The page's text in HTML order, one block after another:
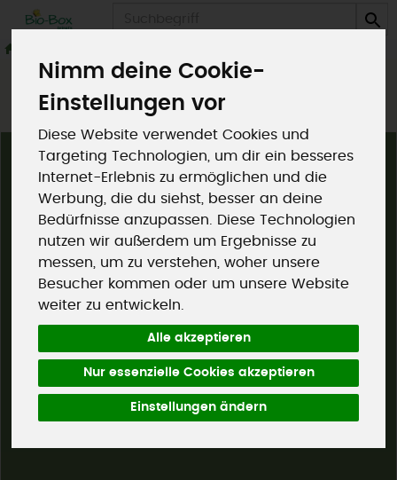
Nimm deine Cookie-
Einstellungen vor
Diese Website verwendet Cookies und
Targeting Technologien, um dir ein besseres
Internet-Erlebnis zu ermöglichen und die
Werbung, die du siehst, besser an deine
Bedürfnisse anzupassen. Diese Technologien
nutzen wir außerdem um Ergebnisse zu
messen, um zu verstehen, woher unsere
Besucher kommen oder um unsere Website
weiter zu entwickeln.
Alle akzeptieren
Nur essenzielle Cookies akzeptieren
Einstellungen ändern
Beurer Bio-Box Vertriebs GmbH
Reintal 14
83677 Reichersbeuern
Telefon: 08041 -3345
bestellung@bio-box.eu
Bio-Box entdecken
Unsere Partner
Rezepte